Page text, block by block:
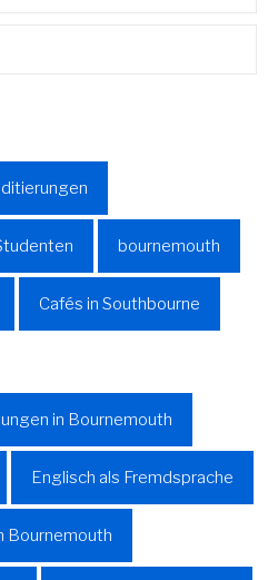
bournemouth
Cafés in Southbourne
in Bournemouth
Englisch als Fremdsprache
Bournemouth